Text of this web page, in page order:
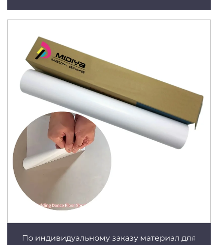
По индивидуальному заказу материал для